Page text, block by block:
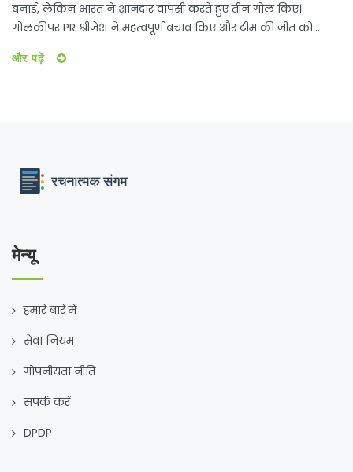
बनाई, लेकिन भारत ने शानदार वापसी करते हुए तीन गोल किए।
गोलकीपर PR श्रीजेश ने महत्वपूर्ण बचाव किए और टीम की जीत को
की आलोचना की। अगले मैच में भारत का मुकाबला अर्जेंटीना से होगा।
और पढ़ें
मेन्यू
हमारे बारे में
सेवा नियम
गोपनीयता नीति
संपर्क करें
DPDP